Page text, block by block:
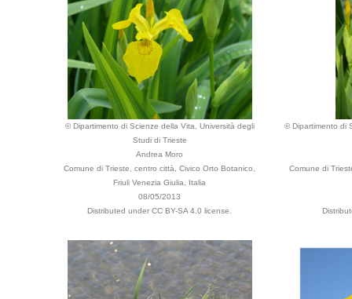
© Dipartimento di Scienze della Vita, Università degli
Studi di Trieste
Andrea Moro
Comune di Trieste, centro città, Civico Orto Botanico,
Friuli Venezia Giulia, Italia
08/05/2013
Distributed under CC BY-SA 4.0 license.
© Dipartimento di
Comune di